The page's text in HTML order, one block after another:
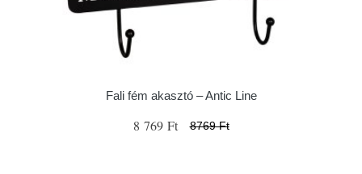
Fali fém akasztó – Antic Line
8 769 Ft 8769 Ft